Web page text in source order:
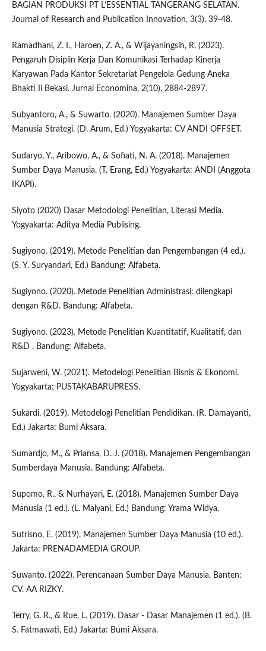
BAGIAN PRODUKSI PT L’ESSENTIAL TANGERANG SELATAN.
Journal of Research and Publication Innovation, 3(3), 39-48.
Ramadhani, Z. I., Haroen, Z. A., & Wijayaningsih, R. (2023).
Pengaruh Disiplin Kerja Dan Komunikasi Terhadap Kinerja
Karyawan Pada Kantor Sekretariat Pengelola Gedung Aneka
Bhakti Ii Bekasi. Jurnal Economina, 2(10), 2884-2897.
Subyantoro, A., & Suwarto. (2020). Manajemen Sumber Daya
Manusia Strategi. (D. Arum, Ed.) Yogyakarta: CV ANDI OFFSET.
Sudaryo, Y., Aribowo, A., & Sofiati, N. A. (2018). Manajemen
Sumber Daya Manusia. (T. Erang, Ed.) Yogyakarta: ANDI (Anggota
IKAPI).
Siyoto (2020) Dasar Metodologi Penelitian, Literasi Media.
Yogyakarta: Aditya Media Publising.
Sugiyono. (2019). Metode Penelitian dan Pengembangan (4 ed.).
(S. Y. Suryandari, Ed.) Bandung: Alfabeta.
Sugiyono. (2020). Metode Penelitian Administrasi: dilengkapi
dengan R&D. Bandung: Alfabeta.
Sugiyono. (2023). Metode Penelitian Kuantitatif, Kualitatif, dan
R&D . Bandung: Alfabeta.
Sujarweni, W. (2021). Metodelogi Penelitian Bisnis & Ekonomi.
Yogyakarta: PUSTAKABARUPRESS.
Sukardi. (2019). Metodelogi Penelitian Pendidikan. (R. Damayanti,
Ed.) Jakarta: Bumi Aksara.
Sumardjo, M., & Priansa, D. J. (2018). Manajemen Pengembangan
Sumberdaya Manusia. Bandung: Alfabeta.
Supomo, R., & Nurhayari, E. (2018). Manajemen Sumber Daya
Manusia (1 ed.). (L. Malyani, Ed.) Bandung: Yrama Widya.
Sutrisno, E. (2019). Manajemen Sumber Daya Manusia (10 ed.).
Jakarta: PRENADAMEDIA GROUP.
Suwanto. (2022). Perencanaan Sumber Daya Manusia. Banten:
CV. AA RIZKY.
Terry, G. R., & Rue, L. (2019). Dasar - Dasar Manajemen (1 ed.). (B.
S. Fatmawati, Ed.) Jakarta: Bumi Aksara.